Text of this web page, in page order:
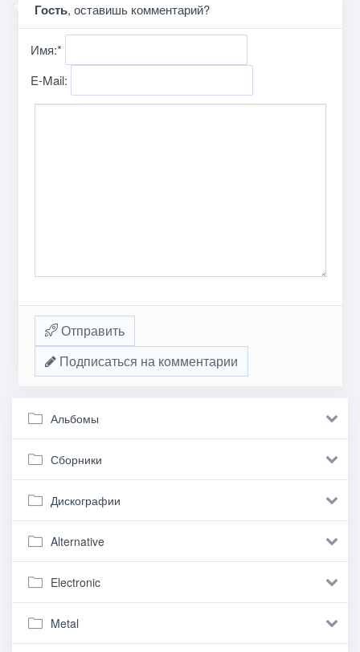
Гость, оставишь комментарий?
Имя:*
E-Mail:
Отправить
Подписаться на комментарии
Альбомы
Сборники
Дискографии
Alternative
Electronic
Metal